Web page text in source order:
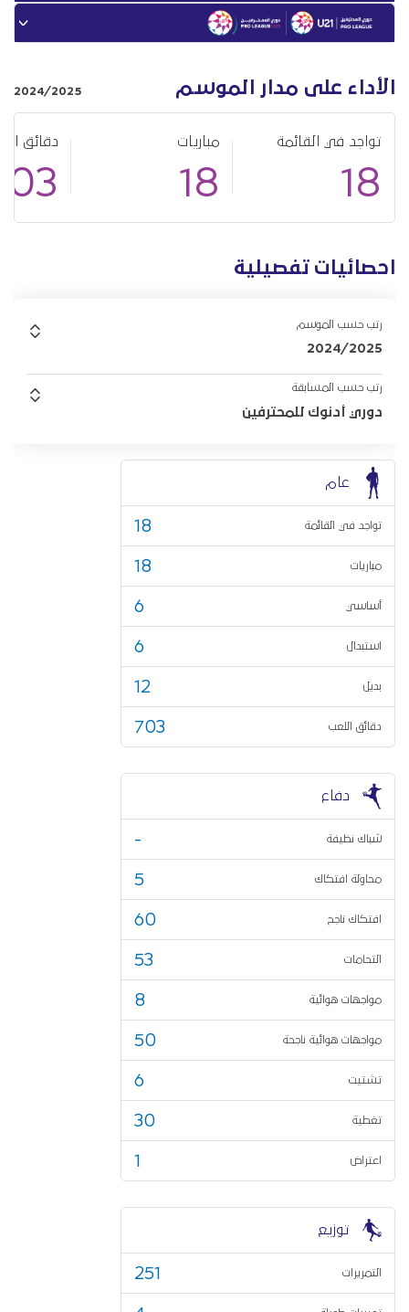
الأداء على مدار الموسم 2024/2025
تواجد في القائمة
18
مباريات
18
دقائق
احصائيات تفصيلية
رتب حسب الموسم
2024/2025
رتب حسب المسابقة
دوري أدنوك للمحترفين
عام
تواجد في القائمة 18
مباريات 18
أساسي 6
استبدال 6
بديل 12
دقائق اللعب 703
دفاع
شباك نظيفة -
محاولة افتكاك 5
افتكاك ناجح 60
التحامات 53
مواجهات هوائية 8
مواجهات هوائية ناجحة 50
تشتيت 6
تغطية 30
اعتراض 1
توزيع
التمريرات 251